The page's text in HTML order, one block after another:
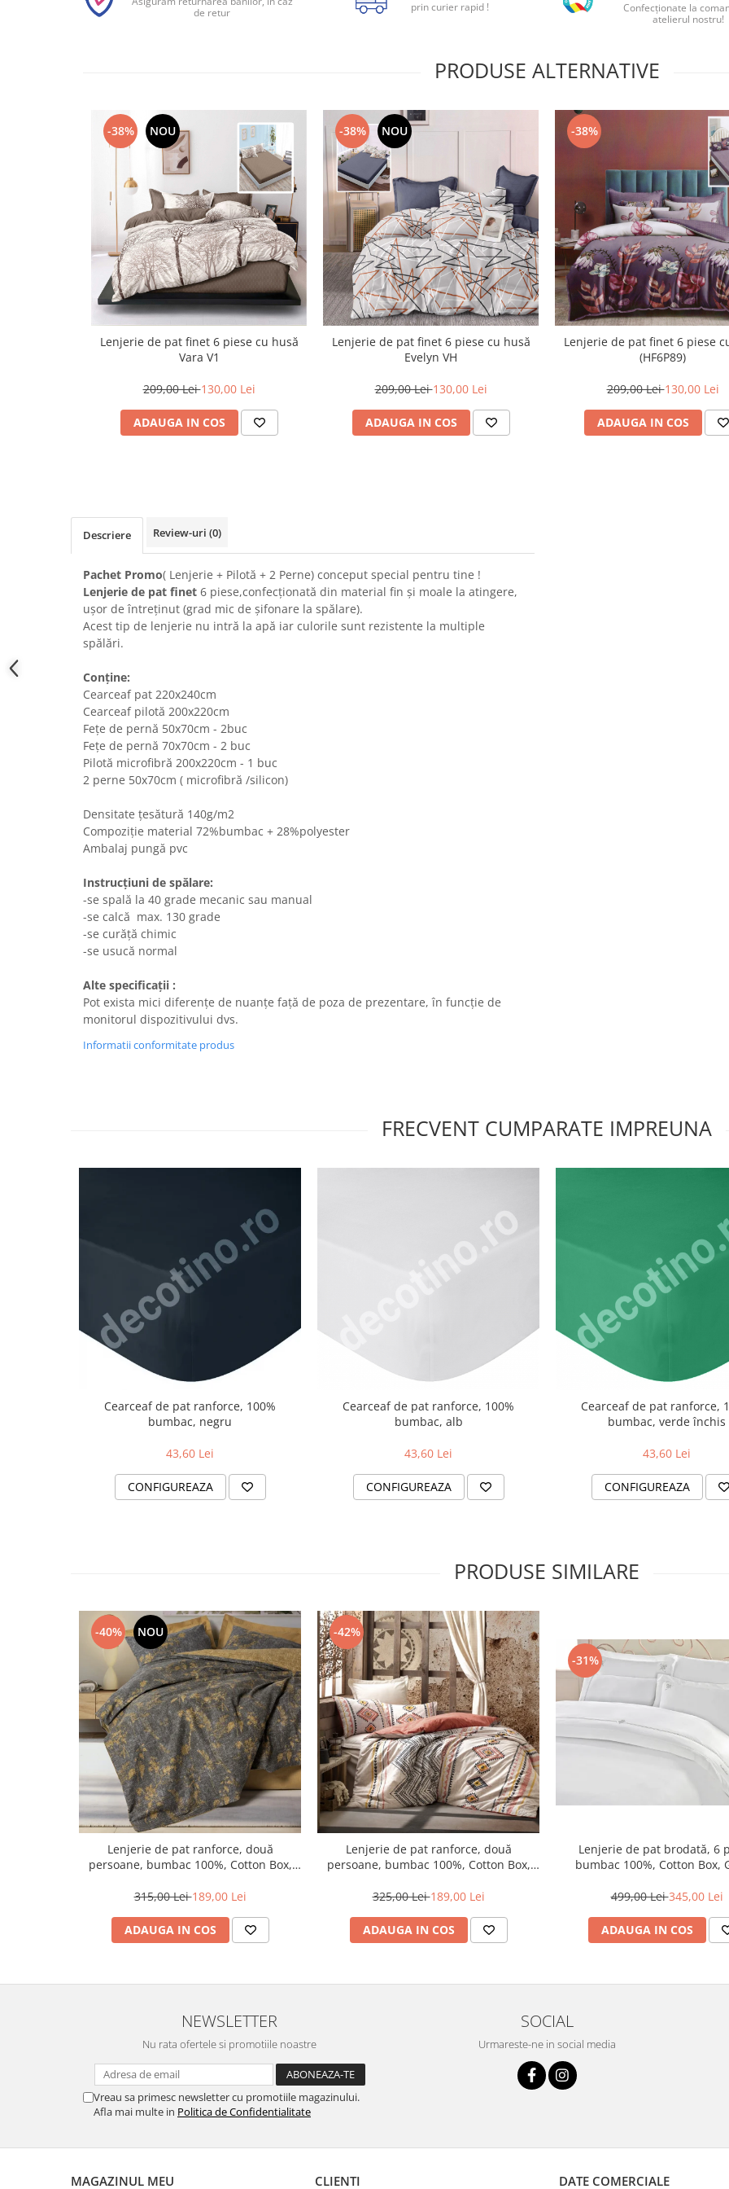
de retur
prin curier rapid !
Confecționate la
atelierul nostru!
PRODUSE ALTERNATIVE
-38% NOU
Lenjerie de pat finet 6 piese cu husă
Vara V1
209,00 Lei130,00 Lei
ADAUGA IN COS
-38% NOU
Lenjerie de pat finet 6 piese cu husă
Evelyn VH
209,00 Lei130,00 Lei
ADAUGA IN COS
-38%
Lenjerie de pat finet 6 piese
(HF6P89)
209,00 Lei130,00 Lei
ADAUGA IN COS
Descriere Review-uri (0)
Pachet Promo( Lenjerie + Pilotă + 2 Perne) conceput special pentru tine !
Lenjerie de pat finet 6 piese,confecționată din material fin și moale la atingere,
ușor de întreținut (grad mic de șifonare la spălare).
Acest tip de lenjerie nu intră la apă iar culorile sunt rezistente la multiple
spălări.
Conține:
Cearceaf pat 220x240cm
Cearceaf pilotă 200x220cm
Fețe de pernă 50x70cm - 2buc
Fețe de pernă 70x70cm - 2 buc
Pilotă microfibră 200x220cm - 1 buc
2 perne 50x70cm ( microfibră /silicon)
Densitate țesătură 140g/m2
Compoziție material 72%bumbac + 28%polyester
Ambalaj pungă pvc
Instrucțiuni de spălare:
-se spală la 40 grade mecanic sau manual
-se calcă max. 130 grade
-se curăță chimic
-se usucă normal
Alte specificații :
Pot exista mici diferențe de nuanțe față de poza de prezentare, în funcție de
monitorul dispozitivului dvs.
Informatii conformitate produs
FRECVENT CUMPARATE IMPREUNA
Cearceaf de pat ranforce, 100%
bumbac, negru
43,60 Lei
CONFIGUREAZA
Cearceaf de pat ranforce, 100%
bumbac, alb
43,60 Lei
CONFIGUREAZA
Cearceaf de pat ranforce,
bumbac, verde închis
43,60 Lei
CONFIGUREAZA
PRODUSE SIMILARE
-40% NOU
Lenjerie de pat ranforce, două
persoane, bumbac 100%, Cotton Box,
315,00 Lei189,00 Lei
ADAUGA IN COS
-42%
Lenjerie de pat ranforce, două
persoane, bumbac 100%, Cotton Box,
325,00 Lei189,00 Lei
ADAUGA IN COS
-31%
Lenjerie de pat brodată, 6
bumbac 100%, Cotton Box,
499,00 Lei345,00 Lei
ADAUGA IN COS
NEWSLETTER
Nu rata ofertele si promotiile noastre
Vreau sa primesc newsletter cu promotiile magazinului.
Afla mai multe in Politica de Confidentialitate
SOCIAL
Urmareste-ne in social media
MAGAZINUL MEU CLIENTI DATE COMERCIALE